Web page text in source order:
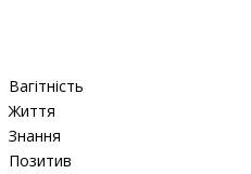
Вагітність
Життя
Знання
Позитив